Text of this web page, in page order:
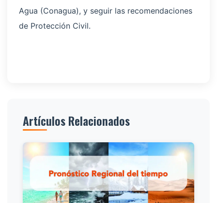
Agua (Conagua), y seguir las recomendaciones
de Protección Civil.
Artículos Relacionados